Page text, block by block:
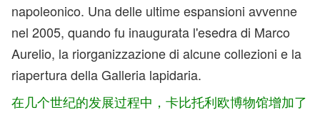
napoleonico. Una delle ultime espansioni avvenne
nel 2005, quando fu inaugurata l'esedra di Marco
Aurelio, la riorganizzazione di alcune collezioni e la
riapertura della Galleria lapidaria.
在几个世纪的发展过程中，卡比托利欧博物馆增加了